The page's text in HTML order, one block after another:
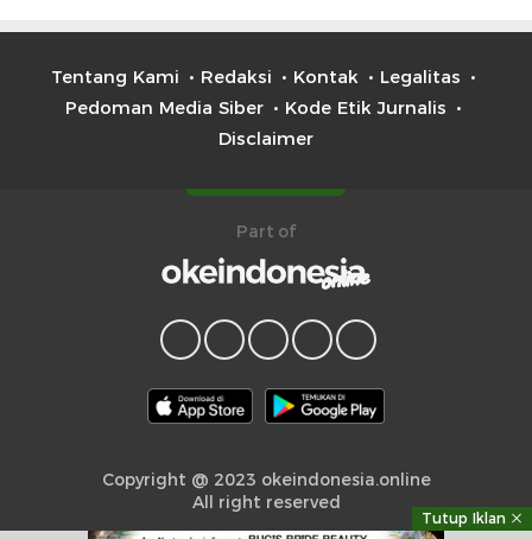
Tentang Kami Redaksi Kontak
Legalitas
Pedoman Media Siber
Kode Etik Jurnalis
Disclaimer
Part of
Copyright @ 2023 okeindonesia.online
All right reserved
Tutup Iklan